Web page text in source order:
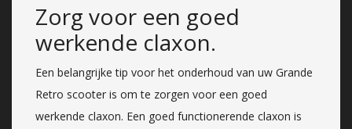
Zorg voor een goed
werkende claxon.
Een belangrijke tip voor het onderhoud van uw Grande
Retro scooter is om te zorgen voor een goed
werkende claxon. Een goed functionerende claxon is